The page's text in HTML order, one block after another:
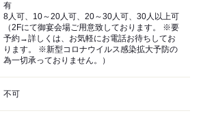
有
8人可、10～20人可、20～30人可、30人以上可
（2Fにて御宴会場ご用意致しております。 ※要
予約→詳しくは、お気軽にお電話お待ちしてお
ります。 ※新型コロナウイルス感染拡大予防の
為一切承っておりません。）
不可